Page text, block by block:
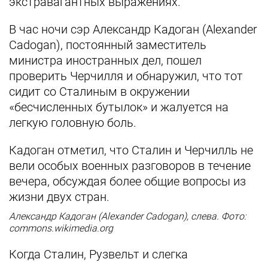
В час ночи сэр Александр Кадоган (Alexander
Cadogan), постоянный заместитель
министра иностранных дел, пошел
проверить Черчилля и обнаружил, что тот
сидит со Сталиным в окружении
«бесчисленных бутылок» и жалуется на
легкую головную боль.
Кадоган отметил, что Сталин и Черчилль не
вели особых военных разговоров в течение
вечера, обсуждая более общие вопросы из
жизни двух стран.
Александр Кадоган (Alexander Cadogan), слева. Фото:
commons.wikimedia.org
Когда Сталин, Рузвельт и слегка